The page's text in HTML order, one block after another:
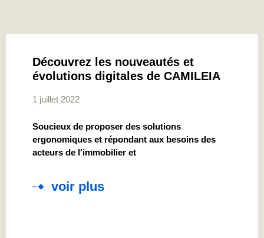
Découvrez les nouveautés et
évolutions digitales de CAMILEIA
1 juillet 2022
Soucieux de proposer des solutions
ergonomiques et répondant aux besoins des
acteurs de l′immobilier et
voir plus